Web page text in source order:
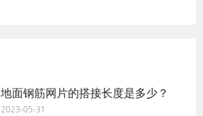
地面钢筋网片的搭接长度是多少？
2023-05-31